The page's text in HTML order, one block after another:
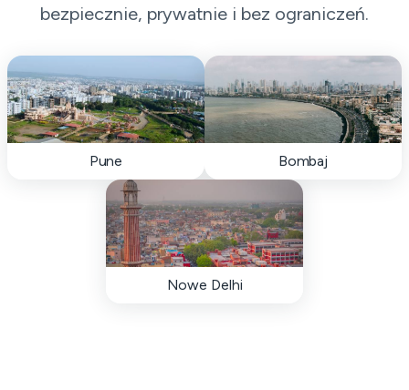
bezpiecznie, prywatnie i bez ograniczeń.
Pune Bombaj
Nowe Delhi